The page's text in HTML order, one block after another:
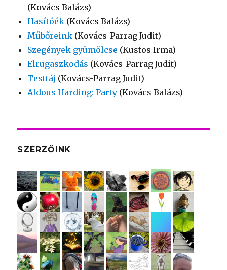
(Kovács Balázs)
Hasítóék (Kovács Balázs)
Műbőreink (Kovács-Parrag Judit)
Szegények gyümölcse (Kustos Irma)
Elrugaszkodás (Kovács-Parrag Judit)
Testtáj (Kovács-Parrag Judit)
Aldous Harding: Party (Kovács Balázs)
SZERZŐINK